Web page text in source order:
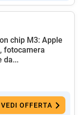
chip M3: Apple
fotocamera
da...
VEDI OFFERTA